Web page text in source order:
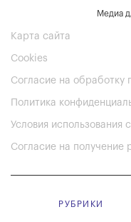
Медиа
Карта сайта
Cookies
Согласие на обработку
Политика
Условия использования
Согласие на получение
РУБРИКИ